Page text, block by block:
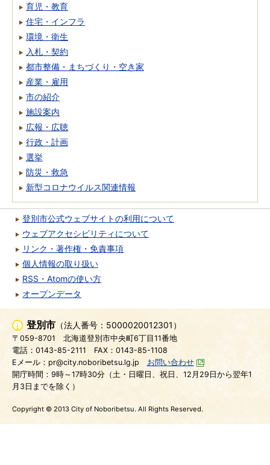
育児・教育
住宅・インフラ
環境・衛生
入札・契約
都市整備・まちづくり・空き家
産業・雇用
市の紹介
施設案内
広報・広聴
行政・計画
選挙
防災・救急
新型コロナウイルス関連情報
登別市公式ウェブサイトの利用について
ウェブアクセシビリティについて
リンク・著作権・免責事項
個人情報の取り扱い
RSS・Atomの使い方
オープンデータ
登別市 （法人番号：5000020012301）
〒059-8701
北海道登別市中央町6丁目11番地
電話：0143-85-2111
FAX：0143-85-1108
Eメール：pr@city.noboribetsu.lg.jp
お問い合わせ
開庁時間：9時～17時30分（土・日曜日、祝日、12月29日から翌年1
月3日までを除く）
Copyright © 2013 City of Noboribetsu. All Rights Reserved.